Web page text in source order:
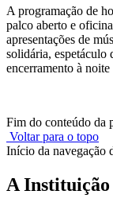
A programação de
palco aberto e
apresentações de
solidária, espetáculo
encerramento à
Fim do conteúdo da
Voltar para o topo
Início da navegação
A Instituição